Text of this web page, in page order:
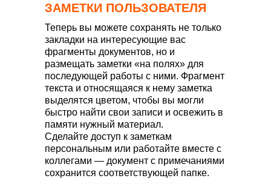
ЗАМЕТКИ ПОЛЬЗОВАТЕЛЯ
Теперь вы можете сохранять не только
закладки на интересующие вас
фрагменты документов, но и
размещать заметки «на полях» для
последующей работы с ними. Фрагмент
текста и относящаяся к нему заметка
выделятся цветом, чтобы вы могли
быстро найти свои записи и освежить в
памяти нужный материал.
Сделайте доступ к заметкам
персональным или работайте вместе с
коллегами — документ с примечаниями
сохранится соответствующей папке.